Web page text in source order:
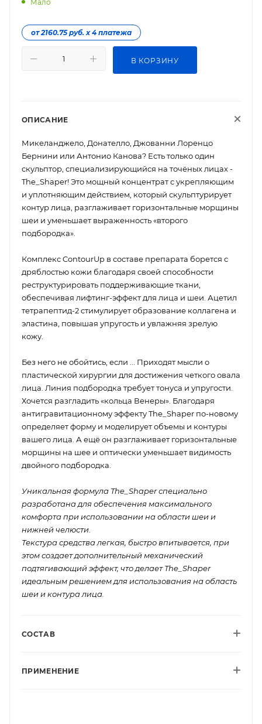
Мало
от 2160.75 руб. х 4 платежа
В КОРЗИНУ
ОПИСАНИЕ
Микеланджело, Донателло, Джованни Лоренцо
Бернини или Антонио Канова? Есть только один
скульптор, специализирующийся на точёных лицах -
The_Shaper! Это мощный концентрат с укрепляющим
и уплотняющим действием, который скульптурирует
контур лица, разглаживает горизонтальные морщины
шеи и уменьшает выраженность «второго
подбородка».
Комплекс ContourUp в составе препарата борется с
дряблостью кожи благодаря своей способности
реструктурировать поддерживающие ткани,
обеспечивая лифтинг-эффект для лица и шеи. Ацетил
тетрапептид-2 стимулирует образование коллагена и
эластина, повышая упругость и увлажняя зрелую
кожу.
Без него не обойтись, если ... Приходят мысли о
пластической хирургии для достижения четкого овала
лица. Линия подбородка требует тонуса и упругости.
Хочется разгладить «кольца Венеры». Благодаря
антигравитационному эффекту The_Shaper по-новому
определяет форму и моделирует объемы и контуры
вашего лица. А ещё он разглаживает горизонтальные
морщины на шее и оптически уменьшает видимость
двойного подбородка.
Уникальная формула The_Shaper специально
разработана для обеспечения максимального
комфорта при использовании на области шеи и
нижней челюсти.
Текстура средства легкая, быстро впитывается, при
этом создает дополнительный механический
подтягивающий эффект, что делает The_Shaper
идеальным решением для использования на область
шеи и контура лица.
СОСТАВ
ПРИМЕНЕНИЕ